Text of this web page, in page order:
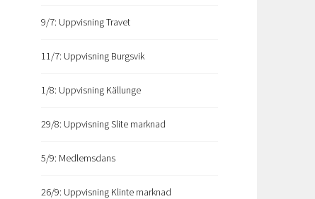
9/7: Uppvisning Travet
11/7: Uppvisning Burgsvik
1/8: Uppvisning Källunge
29/8: Uppvisning Slite marknad
5/9: Medlemsdans
26/9: Uppvisning Klinte marknad